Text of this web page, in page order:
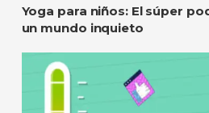
Yoga para niños: El súper
un mundo inquieto